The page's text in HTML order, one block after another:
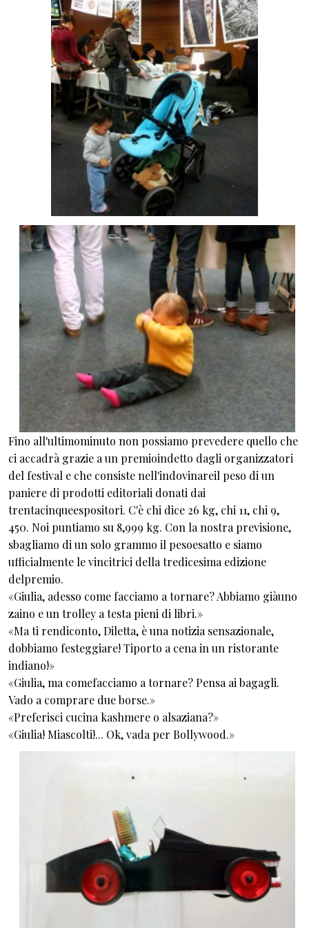
Fino all'ultimominuto non possiamo prevedere quello che
ci accadrà grazie a un premioindetto dagli organizzatori
del festival e che consiste nell'indovinareil peso di un
paniere di prodotti editoriali donati dai
trentacinqueespositori. C'è chi dice 26 kg, chi 11, chi 9,
450. Noi puntiamo su 8,999 kg. Con la nostra previsione,
sbagliamo di un solo grammo il pesoesatto e siamo
ufficialmente le vincitrici della tredicesima edizione
delpremio.
«Giulia, adesso come facciamo a tornare? Abbiamo giàuno
zaino e un trolley a testa pieni di libri.»
«Ma ti rendiconto, Diletta, è una notizia sensazionale,
dobbiamo festeggiare! Tiporto a cena in un ristorante
indiano!»
«Giulia, ma comefacciamo a tornare? Pensa ai bagagli.
Vado a comprare due borse.»
«Preferisci cucina kashmere o alsaziana?»
«Giulia! Miascolti!... Ok, vada per Bollywood.»